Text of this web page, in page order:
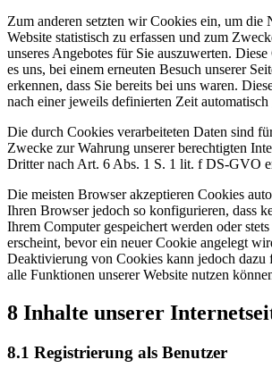
Zum anderen setzten wir Cookies ein, um die
Website statistisch zu erfassen und zum
unseres Angebotes für Sie auszuwerten.
es uns, bei einem erneuten Besuch unserer
erkennen, dass Sie bereits bei uns waren.
nach einer jeweils definierten Zeit automatisch
Die durch Cookies verarbeiteten Daten sind
Zwecke zur Wahrung unserer berechtigten
Dritter nach Art. 6 Abs. 1 S. 1 lit. f DS-GVO
Die meisten Browser akzeptieren Cookies
Ihren Browser jedoch so konfigurieren, dass
Ihrem Computer gespeichert werden oder
erscheint, bevor ein neuer Cookie angelegt
Deaktivierung von Cookies kann jedoch dazu
alle Funktionen unserer Website nutzen
8 Inhalte unserer
8.1 Registrierung als Benutzer